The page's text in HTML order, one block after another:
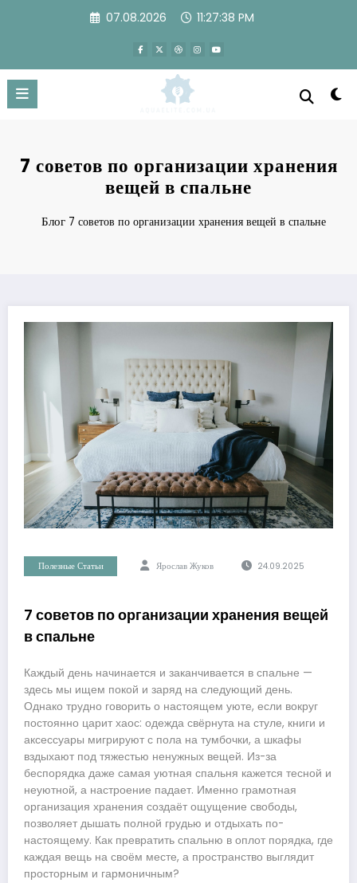
07.08.2026 11:27:38 PM
7 советов по организации хранения
вещей в спальне
Блог 7 советов по организации хранения вещей в спальне
Полезные Статьи Ярослав Жуков 24.09.2025
7 советов по организации хранения вещей
в спальне
Каждый день начинается и заканчивается в спальне —
здесь мы ищем покой и заряд на следующий день.
Однако трудно говорить о настоящем уюте, если вокруг
постоянно царит хаос: одежда свёрнута на стуле, книги и
аксессуары мигрируют с пола на тумбочки, а шкафы
вздыхают под тяжестью ненужных вещей. Из-за
беспорядка даже самая уютная спальня кажется тесной и
неуютной, а настроение падает. Именно грамотная
организация хранения создаёт ощущение свободы,
позволяет дышать полной грудью и отдыхать по-
настоящему. Как превратить спальню в оплот порядка, где
каждая вещь на своём месте, а пространство выглядит
просторным и гармоничным?